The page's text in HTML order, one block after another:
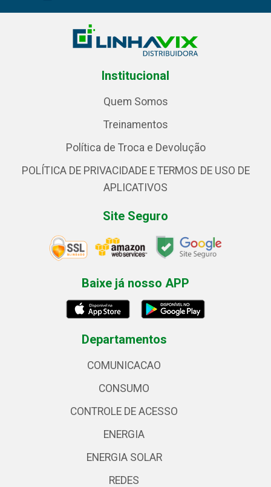
Institucional
Quem Somos
Treinamentos
Política de Troca e Devolução
POLÍTICA DE PRIVACIDADE E TERMOS DE USO DE
APLICATIVOS
Site Seguro
Baixe já nosso APP
Departamentos
COMUNICACAO
CONSUMO
CONTROLE DE ACESSO
ENERGIA
ENERGIA SOLAR
REDES